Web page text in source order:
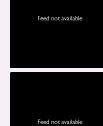
Feed not available
Feed not available